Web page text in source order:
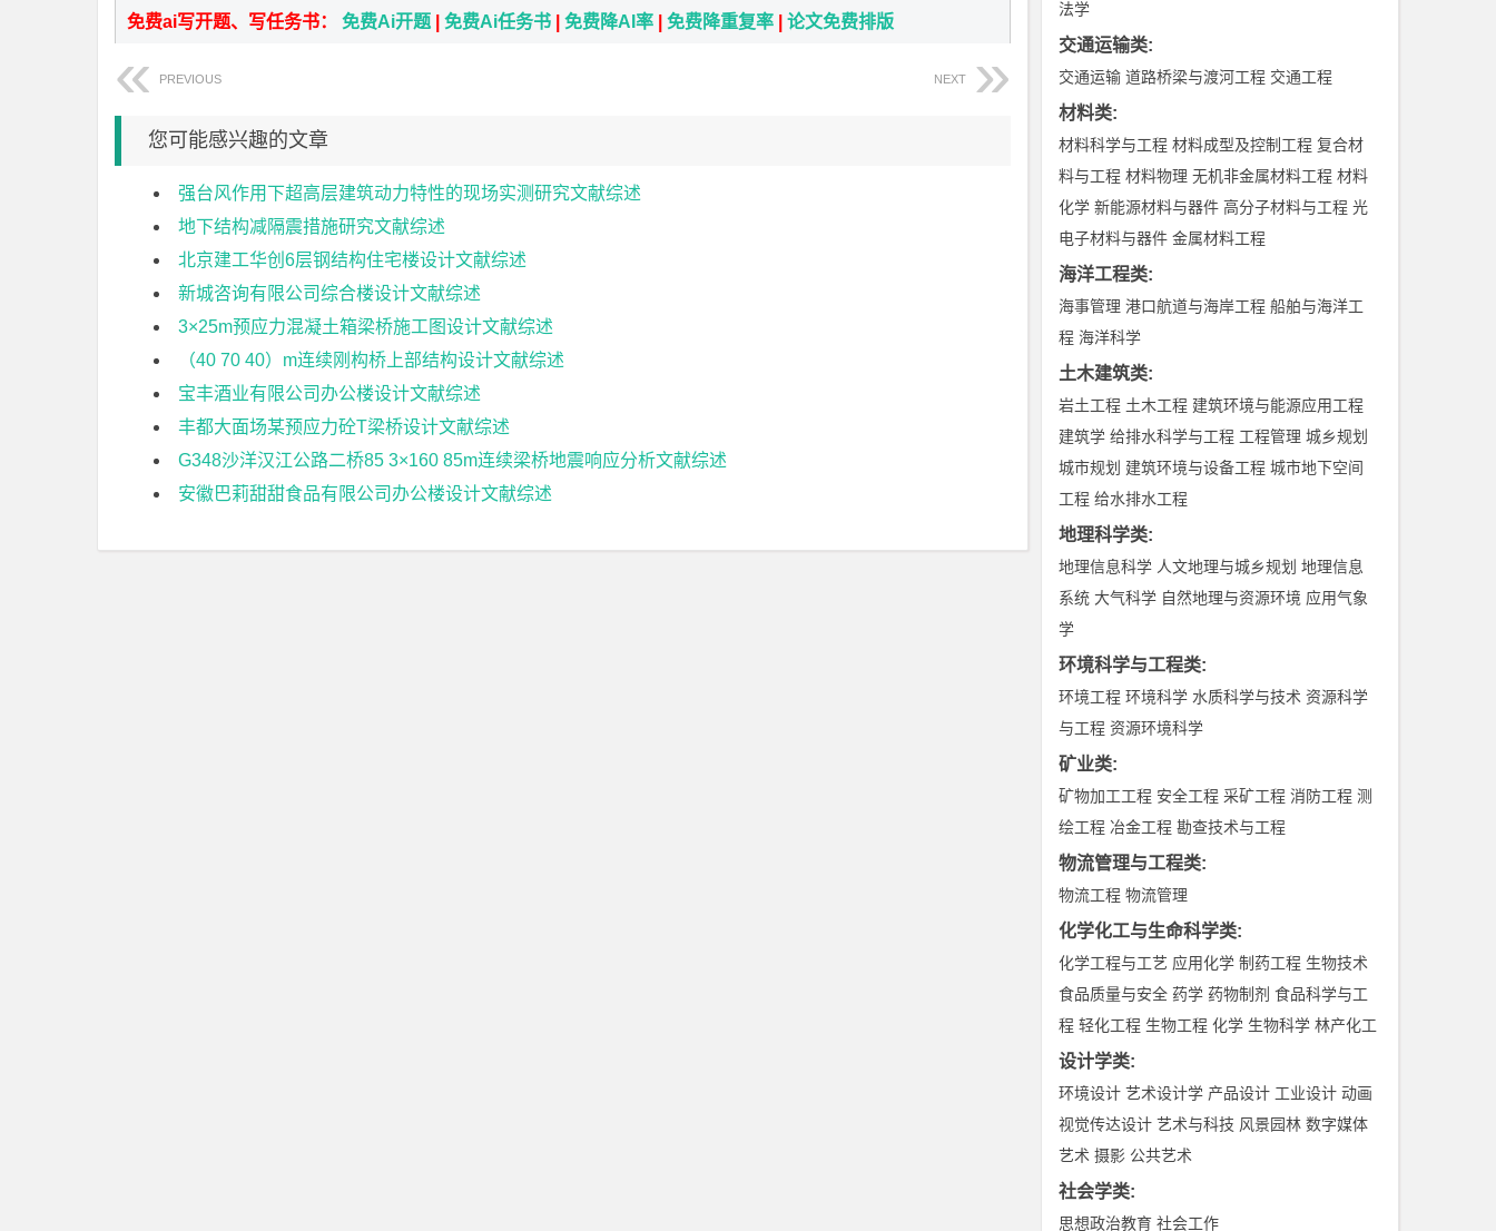
免费ai写开题、写任务书： 免费Ai开题 免费Ai任务书 免费降AI率 免费降重复率 论文免费排版
PREVIOUS NEXT
您可能感兴趣的文章
强台风作用下超高层建筑动力特性的现场实测研究文献综述
地下结构减隔震措施研究文献综述
北京建工华创6层钢结构住宅楼设计文献综述
新城咨询有限公司综合楼设计文献综述
3×25m预应力混凝土箱梁桥施工图设计文献综述
（40 70 40）m连续刚构桥上部结构设计文献综述
宝丰酒业有限公司办公楼设计文献综述
丰都大面场某预应力砼T梁桥设计文献综述
G348沙洋汉江公路二桥85 3×160 85m连续梁桥地震响应分析文献综述
安徽巴莉甜甜食品有限公司办公楼设计文献综述
法学
交通运输类:
交通运输 道路桥梁与渡河工程 交通工程
材料类:
材料科学与工程 材料成型及控制工程 复合材
料与工程 材料物理 无机非金属材料工程 材料
化学 新能源材料与器件 高分子材料与工程 光
电子材料与器件 金属材料工程
海洋工程类:
海事管理 港口航道与海岸工程 船舶与海洋工
程 海洋科学
土木建筑类:
岩土工程 土木工程 建筑环境与能源应用工程
建筑学 给排水科学与工程 工程管理 城乡规划
城市规划 建筑环境与设备工程 城市地下空间
工程 给水排水工程
地理科学类:
地理信息科学 人文地理与城乡规划 地理信息
系统 大气科学 自然地理与资源环境 应用气象
学
环境科学与工程类:
环境工程 环境科学 水质科学与技术 资源科学
与工程 资源环境科学
矿业类:
矿物加工工程 安全工程 采矿工程 消防工程 测
绘工程 冶金工程 勘查技术与工程
物流管理与工程类:
物流工程 物流管理
化学化工与生命科学类:
化学工程与工艺 应用化学 制药工程 生物技术
食品质量与安全 药学 药物制剂 食品科学与工
程 轻化工程 生物工程 化学 生物科学 林产化工
设计学类:
环境设计 艺术设计学 产品设计 工业设计 动画
视觉传达设计 艺术与科技 风景园林 数字媒体
艺术 摄影 公共艺术
社会学类:
思想政治教育 社会工作